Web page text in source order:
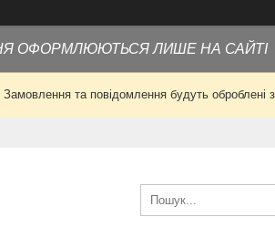
ОФОРМЛЮЮТЬСЯ ЛИШЕ НА САЙТІ
та повідомлення будуть оброблені